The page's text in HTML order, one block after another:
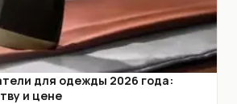
для одежды 2026 года:
и цене